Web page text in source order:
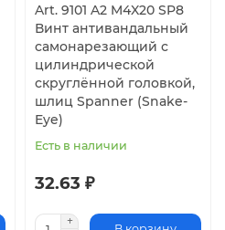
Art. 9101 A2 M4X20 SP8
Винт антивандальный
самонарезающий с
цилиндрической
скруглённой головкой,
шлиц Spanner (Snake-
Eye)
Есть в наличии
32.63 ₽